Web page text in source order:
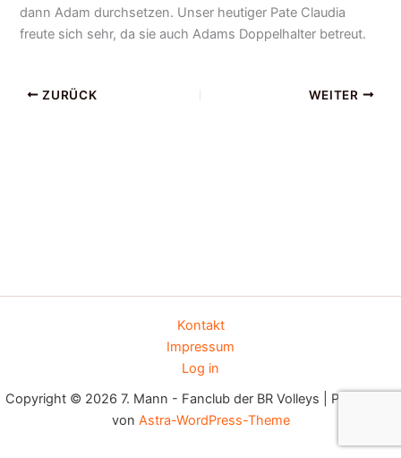
dann Adam durchsetzen. Unser heutiger Pate Claudia
freute sich sehr, da sie auch Adams Doppelhalter betreut.
ZURÜCK WEITER
Kontakt
Impressum
Log in
Copyright © 2026 7. Mann - Fanclub der BR Volleys | Präsentiert
von Astra-WordPress-Theme